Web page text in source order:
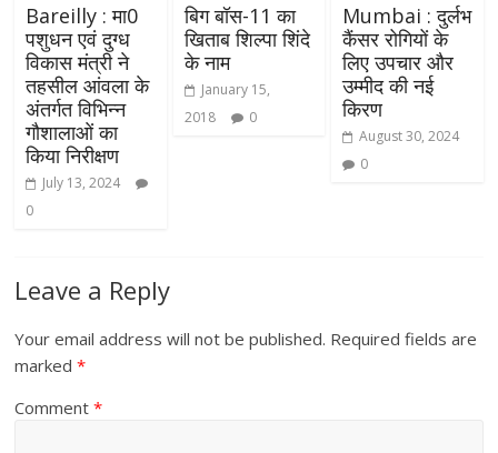
Bareilly : मा0
पशुधन एवं दुग्ध
विकास मंत्री ने
तहसील आंवला के
अंतर्गत विभिन्न
गौशालाओं का
किया निरीक्षण
July 13, 2024
0
बिग बॉस-11 का
खिताब शिल्पा शिंदे
के नाम
January 15,
2018
0
Mumbai : दुर्लभ
कैंसर रोगियों के
लिए उपचार और
उम्मीद की नई
किरण
August 30, 2024
0
Leave a Reply
Your email address will not be published. Required fields are
marked*
Comment*